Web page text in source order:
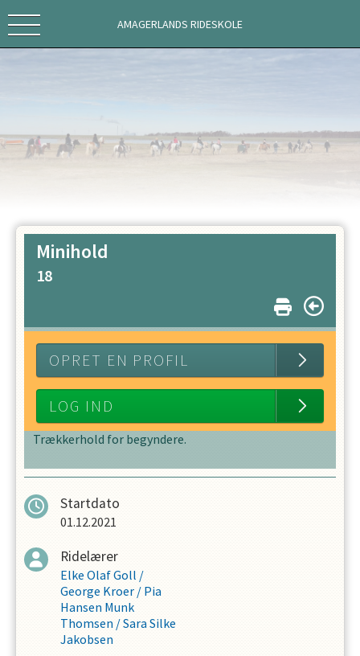
AMAGERLANDS RIDESKOLE
Minihold
18
OPRET EN PROFIL
LOG IND
Trækkerhold for begyndere.
Startdato
01.12.2021
Ridelærer
Elke Olaf Goll /
George Kroer/ Pia
Hansen Munk
Thomsen/Sara Silke
Jakobsen